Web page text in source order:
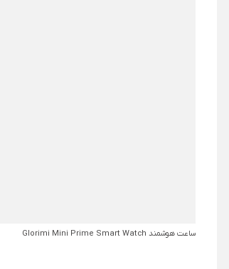
ساعت هوشمند Glorimi Mini Prime Smart Watch